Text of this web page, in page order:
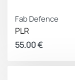
Fab Defence
PLR
55.00€